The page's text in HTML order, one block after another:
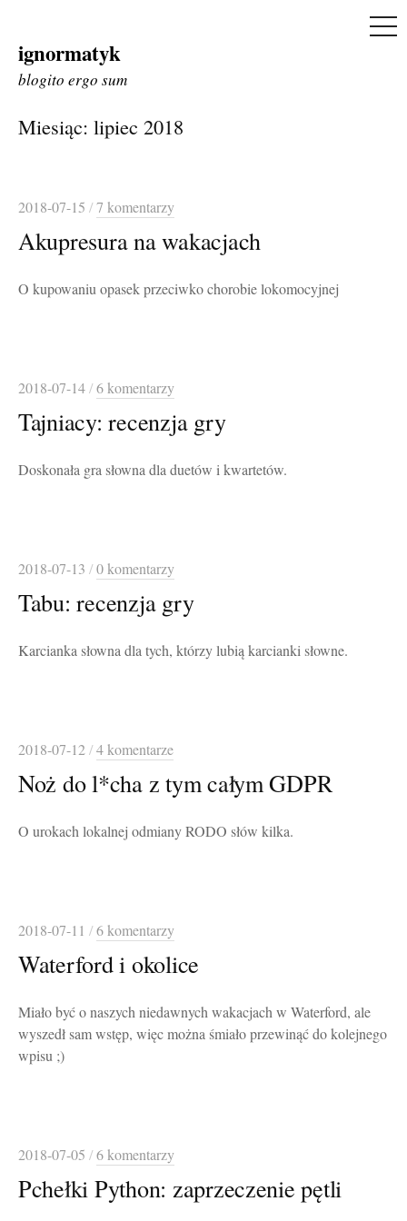
Skip
to
ignormatyk
blogito ergo sum
Miesiąc: lipiec 2018
2018-07-15 /7 komentarzy
Akupresura na wakacjach
O kupowaniu opasek przeciwko chorobie lokomocyjnej
2018-07-14/6 komentarzy
Tajniacy: recenzja gry
Doskonała gra słowna dla duetów i kwartetów.
2018-07-13 /0 komentarzy
Tabu: recenzja gry
Karcianka słowna dla tych, którzy lubią karcianki słowne.
2018-07-12/4 komentarze
Noż do l*cha z tym całym GDPR
O urokach lokalnej odmiany RODO słów kilka.
2018-07-11 /6 komentarzy
Waterford i okolice
Miało być o naszych niedawnych wakacjach w Waterford, ale
wyszedł sam wstęp, więc można śmiało przewinąć do kolejnego
wpisu ;)
2018-07-05 /6 komentarzy
Pchełki Python: zaprzeczenie pętli